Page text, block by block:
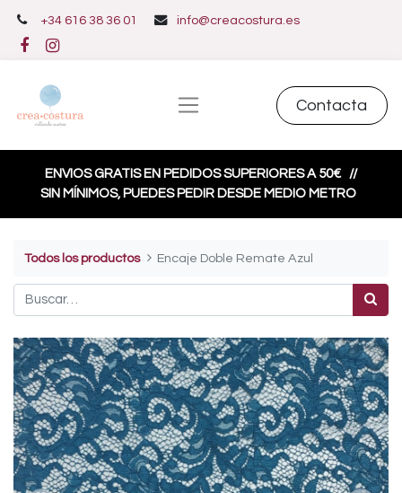
+34 616 38 36 01 info@creacostura.es
Contacta
ENVIOS GRATIS EN PEDIDOS SUPERIORES A 50€ //
SIN MÍNIMOS, PUEDES PEDIR DESDE MEDIO METRO
Todos los productos Encaje Doble Remate Azul